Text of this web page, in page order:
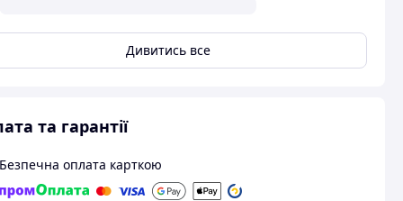
Дивитись все
та гарантії
Безпечна оплата карткою